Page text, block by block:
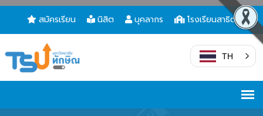
สมัครเรียน นิสิต บุคลากร โรงเรียนสาธิต
TH